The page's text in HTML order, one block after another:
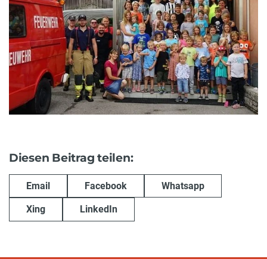
Diesen Beitrag teilen:
Email Facebook Whatsapp
Xing LinkedIn